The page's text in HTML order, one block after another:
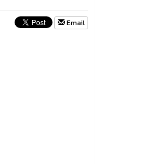
Email